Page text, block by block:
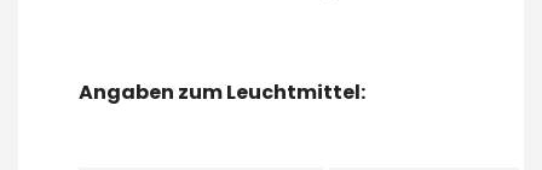
Angaben zum Leuchtmittel: